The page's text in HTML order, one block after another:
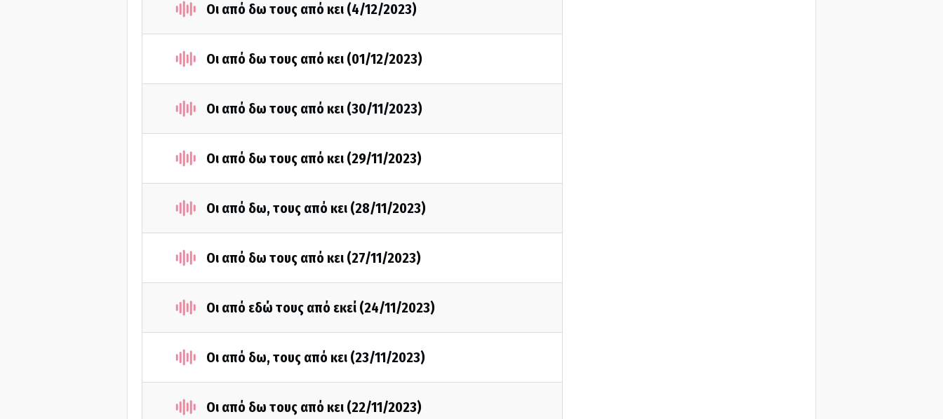
Οι από δω τους από κει (4/12/2023)
Οι από δω τους από κει (01/12/2023)
Οι από δω τους από κει (30/11/2023)
Οι από δω τους από κει (29/11/2023)
Οι από δω, τους από κει (28/11/2023)
Οι από δω τους από κει (27/11/2023)
Οι από εδώ τους από εκεί (24/11/2023)
Οι από δω, τους από κει (23/11/2023)
Οι από δω τους από κει (22/11/2023)